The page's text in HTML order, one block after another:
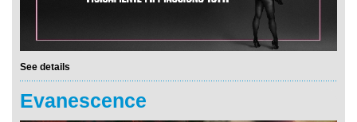
See details
Evanescence